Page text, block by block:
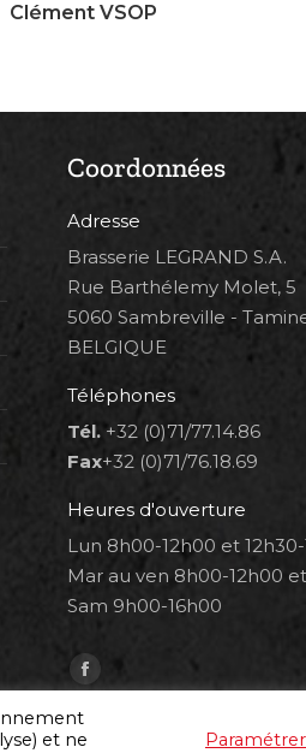
Clément VSOP
Coordonnées
Adresse
Brasserie LEGRAND S.A.
Rue Barthélemy Molet, 5
5060 Sambreville -
BELGIQUE
Téléphones
Tél. +32 (0)71/77.14.86
Fax+32 (0)71/76.18.69
Heures d'ouverture
Lun 8h00-12h00 et
Mar au ven 8h00-12h00
Sam 9h00-16h00
Trouvez nous sur :
Facebook
page
opens
et ne